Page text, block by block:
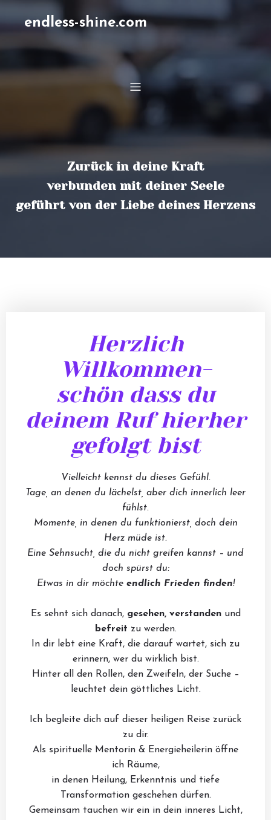
endless-shine.com
Zurück in deine Kraft
verbunden mit deiner Seele
geführt von der Liebe deines Herzens
Herzlich
Willkommen-
schön dass du
deinem Ruf hierher
gefolgt bist
Vielleicht kennst du dieses Gefühl.
Tage, an denen du lächelst, aber dich innerlich leer
fühlst.
Momente, in denen du funktionierst, doch dein
Herz müde ist.
Eine Sehnsucht, die du nicht greifen kannst – und
doch spürst du:
Etwas in dir möchte endlich Frieden finden!
Es sehnt sich danach, gesehen, verstanden und
befreit zu werden.
In dir lebt eine Kraft, die darauf wartet, sich zu
erinnern, wer du wirklich bist.
Hinter all den Rollen, den Zweifeln, der Suche –
leuchtet dein göttliches Licht.
Ich begleite dich auf dieser heiligen Reise zurück
zu dir.
Als spirituelle Mentorin & Energieheilerin öffne
ich Räume,
in denen Heilung, Erkenntnis und tiefe
Transformation geschehen dürfen.
Gemeinsam tauchen wir ein in dein inneres Licht,